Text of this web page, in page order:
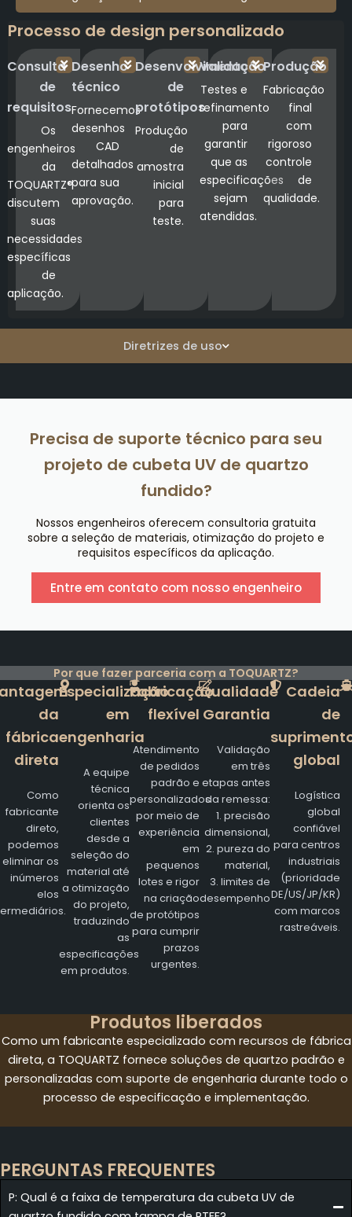
Diretrizes de uso
Processo de design personalizado
Consulta
de
requisitos
Os
engenheiros
da
TOQUARTZ®
discutem
suas
necessidades
específicas
de
aplicação.
Desenho
técnico
Fornecemos
desenhos
CAD
detalhados
para sua
aprovação.
Desenvolvimento
de
protótipos
Produção
de
amostra
inicial
para
teste.
Validação
Testes e
refinamento
para
garantir
que as
especificações
sejam
atendidas.
Produção
Fabricação
final
com
rigoroso
controle
de
qualidade.
Precisa de suporte técnico para seu
projeto de cubeta UV de quartzo
fundido?
Nossos engenheiros oferecem consultoria gratuita
sobre a seleção de materiais, otimização do projeto e
requisitos específicos da aplicação.
Entre em contato com nosso engenheiro
Por que fazer parceria com a TOQUARTZ?
da
fábrica
direta
Como
fabricante
direto,
podemos
eliminar os
inúmeros
elos
Especialização
em
engenharia
A equipe
técnica
orienta os
clientes
desde a
seleção do
material até
a otimização
do projeto,
traduzindo
as
especificações
em produtos.
Fabricação
flexível
Atendimento
de pedidos
padrão e
personalizados
por meio de
experiência
em
pequenos
lotes e rigor
na criação
de protótipos
para cumprir
prazos
urgentes.
Qualidade
Garantia
Validação
em três
etapas antes
da remessa:
1. precisão
dimensional,
2. pureza do
material,
3. limites de
desempenho
Cadeia
de
global
Logística
global
confiável
para centros
industriais
(prioridade
DE/US/JP/KR)
com marcos
rastreáveis.
Produtos liberados
Como um fabricante especializado com recursos de fábrica
direta, a TOQUARTZ fornece soluções de quartzo padrão e
personalizadas com suporte de engenharia durante todo o
processo de especificação e implementação.
PERGUNTAS FREQUENTES
P: Qual é a faixa de temperatura da cubeta UV de